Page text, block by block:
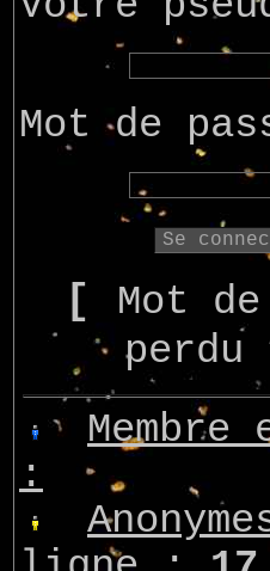
Mot de
[ Mot
perdu
: